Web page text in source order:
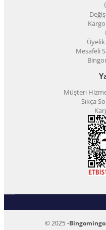
Mesafeli
Müşteri
Sıkça
© 2025 -